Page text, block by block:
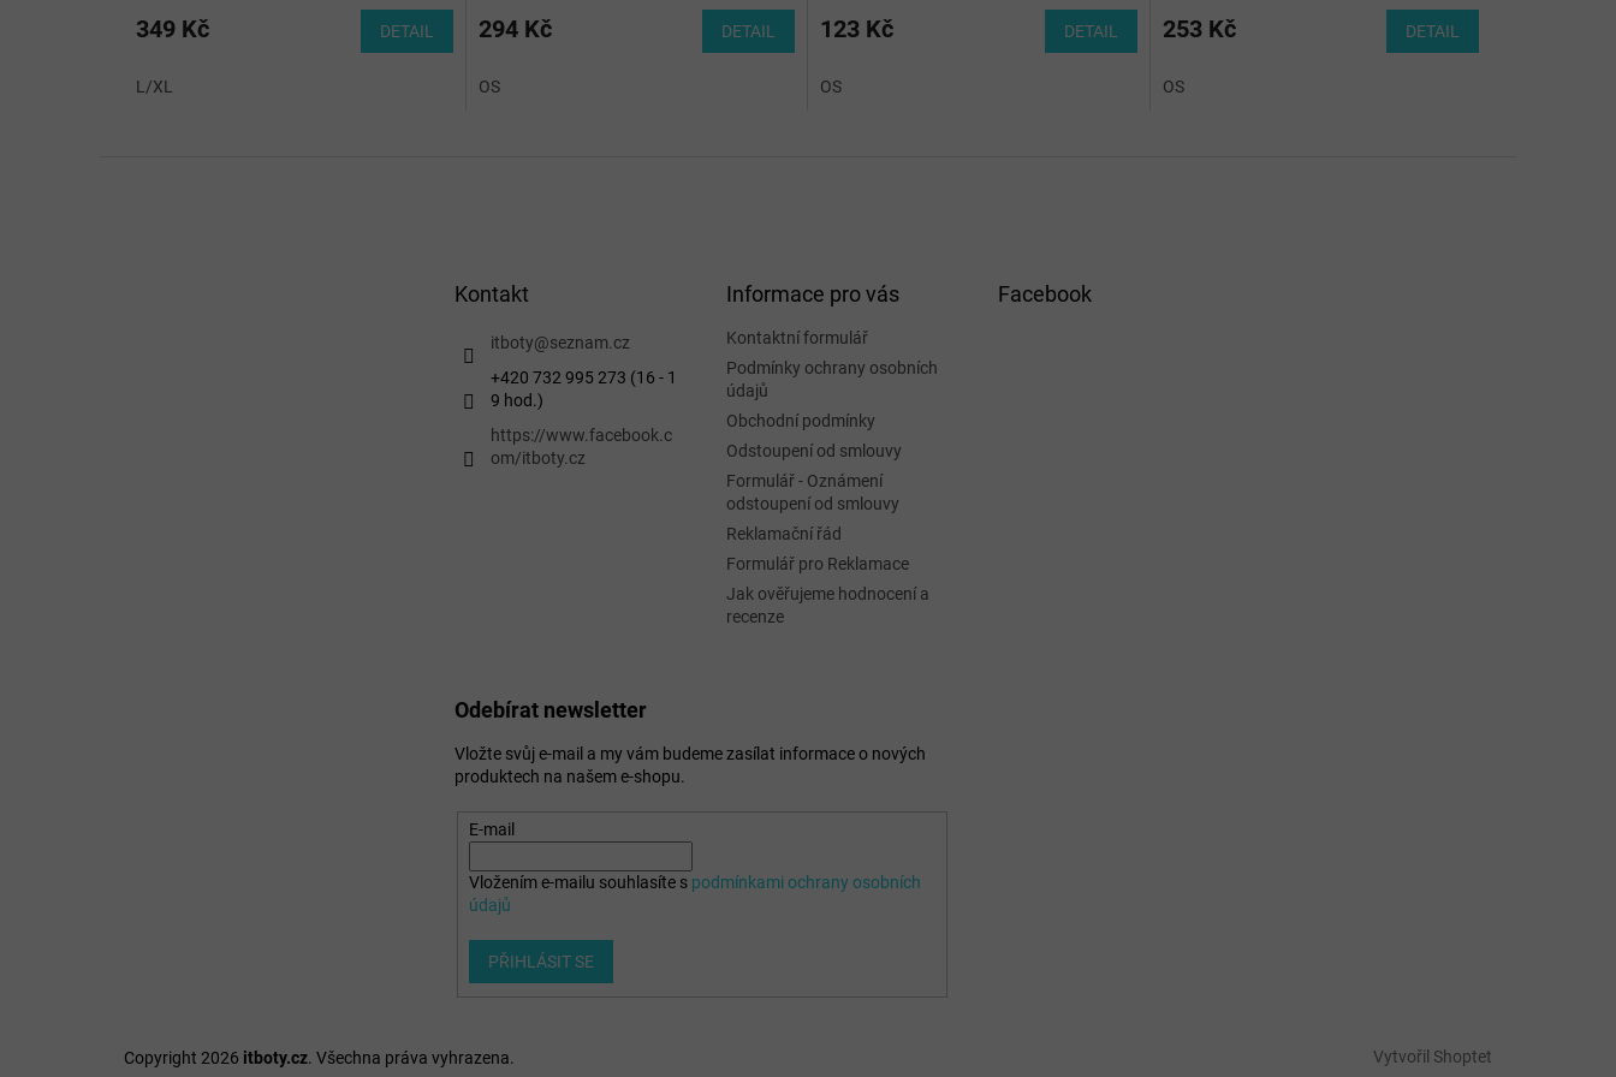
349 Kč DETAIL
L/XL
294 Kč DETAIL
OS
produktu
z
123 Kč DETAIL
OS
253 Kč DETAIL
OS
Kontakt
itboty@seznam.cz
+420 732 995 273 (16 - 1
9 hod.)
https://www.facebook.c
om/itboty.cz
Informace pro vás
Kontaktní formulář
Podmínky ochrany osobních
údajů
Obchodní podmínky
Odstoupení od smlouvy
Formulář - Oznámení
odstoupení od smlouvy
Reklamační řád
Formulář pro Reklamace
Jak ověřujeme hodnocení a
recenze
Facebook
Odebírat newsletter
Vložte svůj e-mail a my vám budeme zasílat informace o nových
produktech na našem e-shopu.
E-mail
Vložením e-mailu souhlasíte s podmínkami ochrany osobních
údajů
PŘIHLÁSIT SE
Vytvořil Shoptet
Copyright 2026 itboty.cz. Všechna práva vyhrazena.